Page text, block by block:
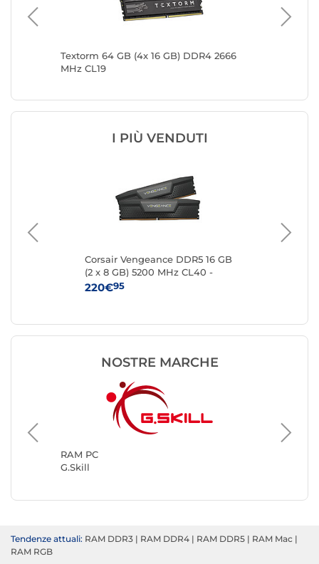
Textorm 64 GB (4x 16 GB) DDR4 2666
MHz CL19
I PIÙ VENDUTI
Corsair Vengeance DDR5 16 GB
(2 x 8 GB) 5200 MHz CL40 -
Nero
220€95
NOSTRE MARCHE
RAM PC
G.Skill
RAM PC
Tendenze attuali: RAM DDR3 | RAM DDR4 | RAM DDR5 | RAM Mac |
RAM RGB